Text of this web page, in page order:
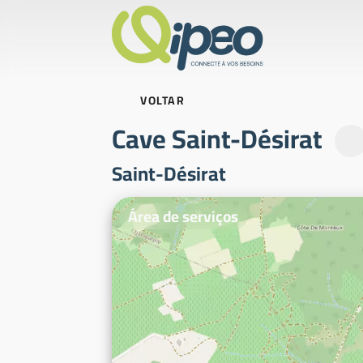
VOLTAR
Cave Saint-Désirat
Saint-Désirat
Fotografias ilustrativas
Área de serviços